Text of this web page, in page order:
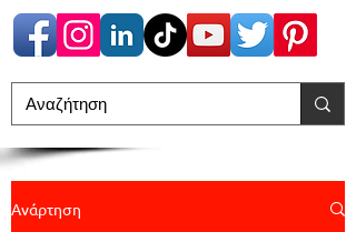
Ανάρτηση